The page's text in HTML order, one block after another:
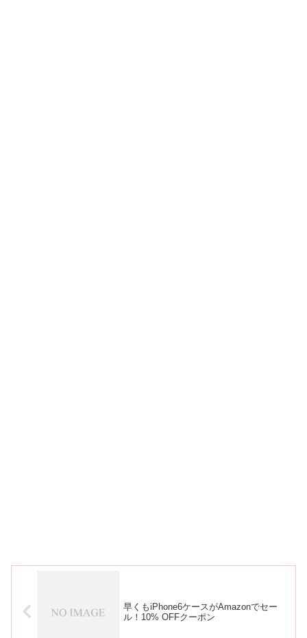
早くもiPhone6ケースがAmazonでセー
ル！10% OFFクーポン